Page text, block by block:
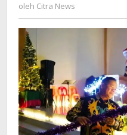
oleh Citra News